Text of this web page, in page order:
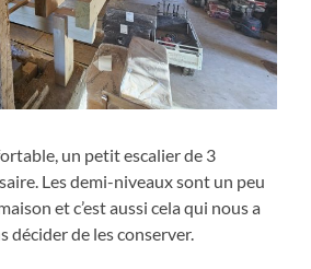
un petit escalier de 3
Les demi-niveaux sont un peu
et c’est aussi cela qui nous a
décider de les conserver.